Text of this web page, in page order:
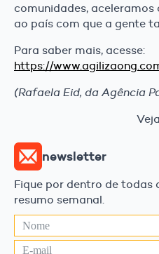
comunidades,
ao país com que a gente
Para saber mais, acesse:
https://
(Rafaela Eid, da Agência
newsletter
Fique por dentro de todas
resumo semanal.